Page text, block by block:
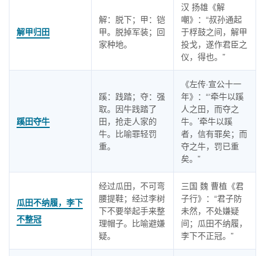
解甲归田
解：脱下；甲：铠
甲。脱掉军装；回
家种地。
汉 扬雄《解
嘲》：“叔孙通起
于桴鼓之间，解甲
投戈，遂作君臣之
仪，得也。”
蹊田夺牛
蹊：践踏；夺：强
取。因牛践踏了
田，抢走人家的
牛。比喻罪轻罚
重。
《左传·宣公十一
年》：“‘牵牛以蹊
人之田，而夺之
牛。’牵牛以蹊
者，信有罪矣；而
夺之牛，罚已重
矣。”
瓜田不纳履，李下
不整冠
经过瓜田，不可弯
腰提鞋；经过李树
下不要举起手来整
理帽子。比喻避嫌
疑。
三国 魏 曹植《君
子行》：“君子防
未然，不处嫌疑
间；瓜田不纳履，
李下不正冠。”